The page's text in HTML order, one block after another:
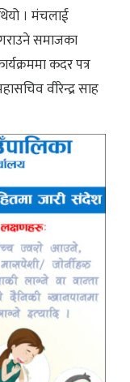
। मंचलाई
समाजका
कदर पत्र
वीरेन्द्र साह